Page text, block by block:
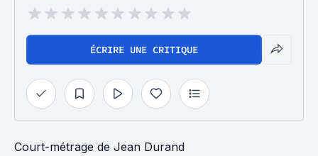
ÉCRIRE UNE CRITIQUE
Court-métrage de Jean Durand